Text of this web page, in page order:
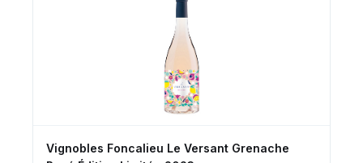
Vignobles Foncalieu Le Versant Grenache